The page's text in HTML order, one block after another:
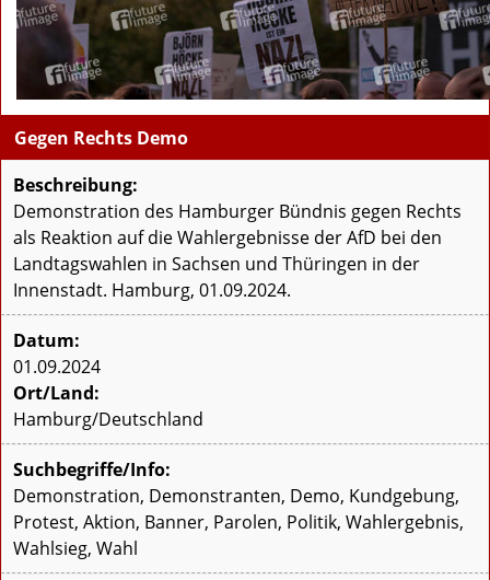
Gegen Rechts Demo
Beschreibung:
Demonstration des Hamburger Bündnis gegen Rechts
als Reaktion auf die Wahlergebnisse der AfD bei den
Landtagswahlen in Sachsen und Thüringen in der
Innenstadt. Hamburg, 01.09.2024.
Datum:
01.09.2024
Ort/Land:
Hamburg/Deutschland
Suchbegriffe/Info:
Demonstration, Demonstranten, Demo, Kundgebung,
Protest, Aktion, Banner, Parolen, Politik, Wahlergebnis,
Wahlsieg, Wahl